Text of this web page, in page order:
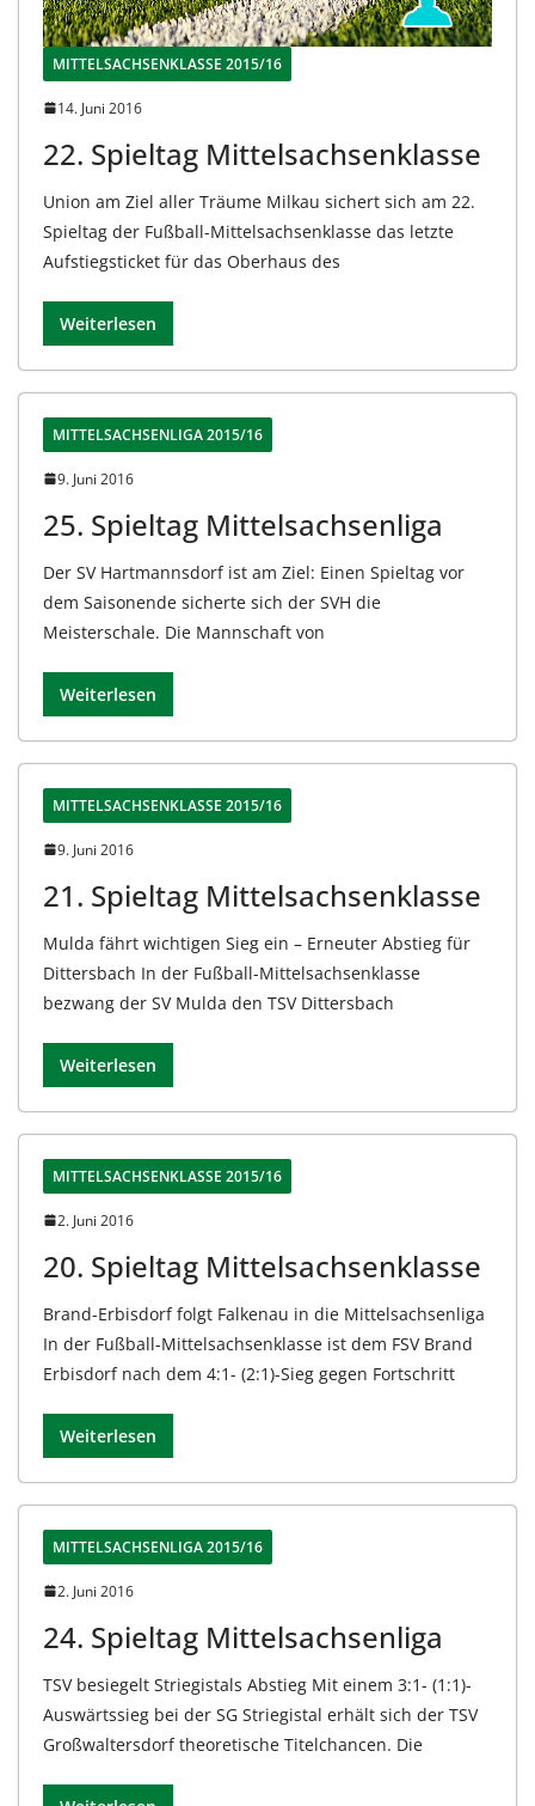
MITTELSACHSENKLASSE 2015/16
14. Juni 2016
22. Spieltag Mittelsachsenklasse
Union am Ziel aller Träume Milkau sichert sich am 22.
Spieltag der Fußball-Mittelsachsenklasse das letzte
Aufstiegsticket für das Oberhaus des
Weiterlesen
MITTELSACHSENLIGA 2015/16
9. Juni 2016
25. Spieltag Mittelsachsenliga
Der SV Hartmannsdorf ist am Ziel: Einen Spieltag vor
dem Saisonende sicherte sich der SVH die
Meisterschale. Die Mannschaft von
Weiterlesen
MITTELSACHSENKLASSE 2015/16
9. Juni 2016
21. Spieltag Mittelsachsenklasse
Mulda fährt wichtigen Sieg ein – Erneuter Abstieg für
Dittersbach In der Fußball-Mittelsachsenklasse
bezwang der SV Mulda den TSV Dittersbach
Weiterlesen
MITTELSACHSENKLASSE 2015/16
2. Juni 2016
20. Spieltag Mittelsachsenklasse
Brand-Erbisdorf folgt Falkenau in die Mittelsachsenliga
In der Fußball-Mittelsachsenklasse ist dem FSV Brand
Erbisdorf nach dem 4:1- (2:1)-Sieg gegen Fortschritt
Weiterlesen
MITTELSACHSENLIGA 2015/16
2. Juni 2016
24. Spieltag Mittelsachsenliga
TSV besiegelt Striegistals Abstieg Mit einem 3:1- (1:1)-
Auswärtssieg bei der SG Striegistal erhält sich der TSV
Großwaltersdorf theoretische Titelchancen. Die